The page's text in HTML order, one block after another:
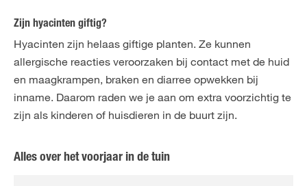
Zijn hyacinten giftig?
Hyacinten zijn helaas giftige planten. Ze kunnen
allergische reacties veroorzaken bij contact met de huid
en maagkrampen, braken en diarree opwekken bij
inname. Daarom raden we je aan om extra voorzichtig te
zijn als kinderen of huisdieren in de buurt zijn.
Alles over het voorjaar in de tuin